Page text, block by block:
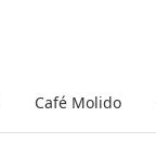
Café Molido